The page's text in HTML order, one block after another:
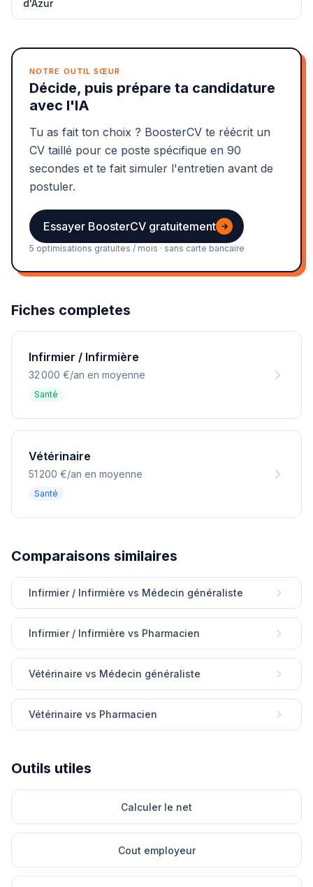
d'Azur
NOTRE OUTIL SŒUR
Décide, puis prépare ta candidature
avec l'IA
Tu as fait ton choix ? BoosterCV te réécrit un
CV taillé pour ce poste spécifique en 90
secondes et te fait simuler l'entretien avant de
postuler.
Essayer BoosterCV gratuitement →
5 optimisations gratuites / mois · sans carte bancaire
Fiches completes
Infirmier / Infirmière
32 000 €/an en moyenne
Santé
Vétérinaire
51 200 €/an en moyenne
Santé
Comparaisons similaires
Infirmier / Infirmière vs Médecin généraliste
Infirmier / Infirmière vs Pharmacien
Vétérinaire vs Médecin généraliste
Vétérinaire vs Pharmacien
Outils utiles
Calculer le net
Cout employeur